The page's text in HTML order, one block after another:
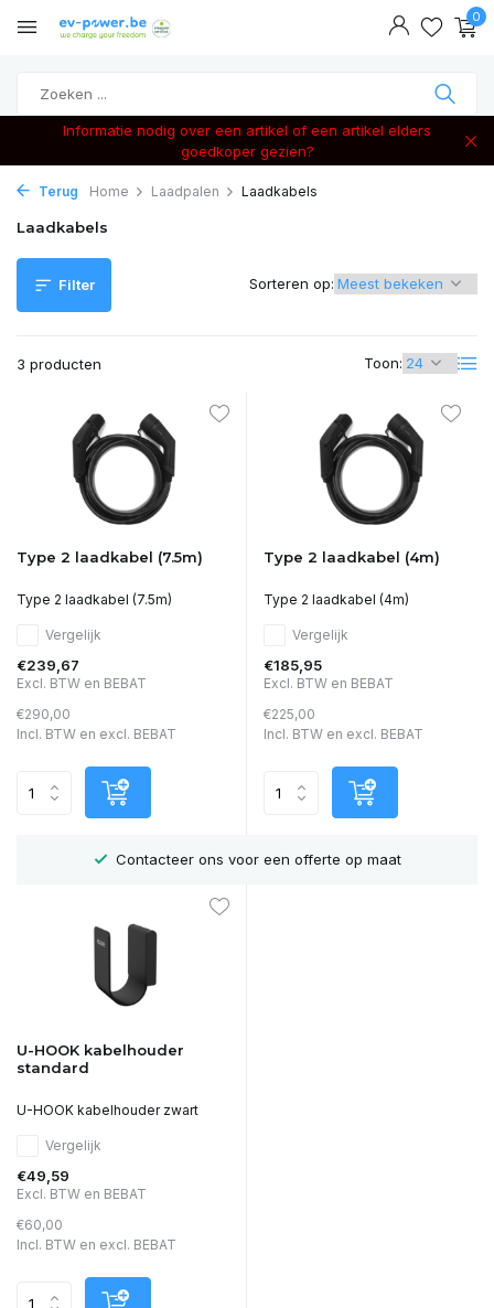
0
Informatie nodig over een artikel of een artikel elders
goedkoper gezien?
Terug Home Laadpalen Laadkabels
Laadkabels
Filter
3 producten Toon:
Sorteren op:
Type 2 laadkabel (7.5m)
Type 2 laadkabel (7.5m)
Vergelijk
€239,67
Excl. BTW en BEBAT
€290,00
Incl. BTW en excl. BEBAT
Type 2 laadkabel (4m)
Type 2 laadkabel (4m)
Vergelijk
€185,95
Excl. BTW en BEBAT
€225,00
Incl. BTW en excl. BEBAT
Contacteer ons voor een offerte op maat
U-HOOK kabelhouder
standard
U-HOOK kabelhouder zwart
Vergelijk
€49,59
Excl. BTW en BEBAT
€60,00
Incl. BTW en excl. BEBAT